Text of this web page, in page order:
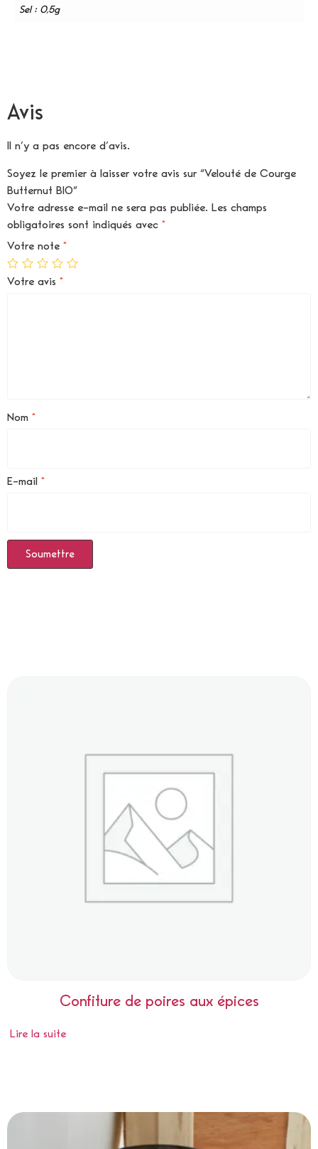
Sel : 0,5g
Avis
Il n’y a pas encore d’avis.
Soyez le premier à laisser votre avis sur “Velouté de Courge
Butternut BIO”
Votre adresse e-mail ne sera pas publiée. Les champs
obligatoires sont indiqués avec *
Votre note *
Votre avis *
Nom *
E-mail *
Confiture de poires aux épices
Lire la suite